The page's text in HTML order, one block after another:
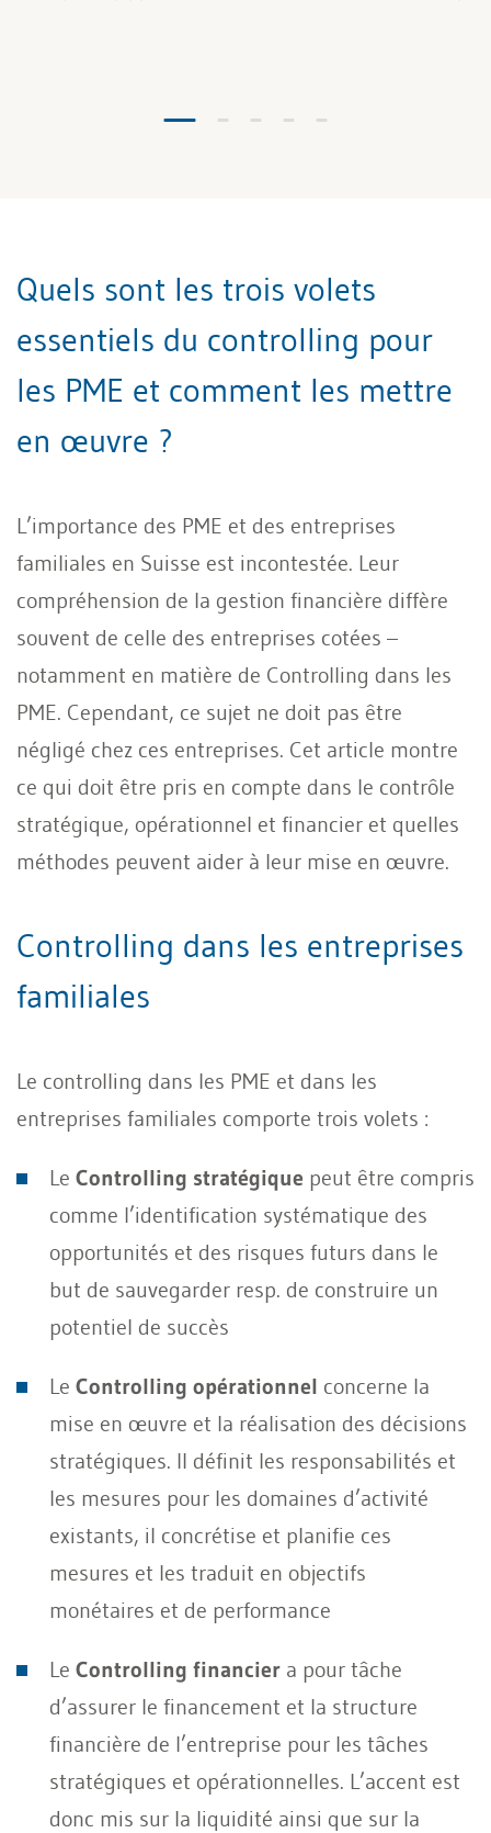
Quels sont les trois volets
essentiels du controlling pour
les PME et comment les mettre
en œuvre ?
L’importance des PME et des entreprises
familiales en Suisse est incontestée. Leur
compréhension de la gestion financière diffère
souvent de celle des entreprises cotées –
notamment en matière de Controlling dans les
PME. Cependant, ce sujet ne doit pas être
négligé chez ces entreprises. Cet article montre
ce qui doit être pris en compte dans le contrôle
stratégique, opérationnel et financier et quelles
méthodes peuvent aider à leur mise en œuvre.
Controlling dans les entreprises
familiales
Le controlling dans les PME et dans les
entreprises familiales comporte trois volets :
Le Controlling stratégique peut être compris
comme l’identification systématique des
opportunités et des risques futurs dans le
but de sauvegarder resp. de construire un
potentiel de succès
Le Controlling opérationnel concerne la
mise en œuvre et la réalisation des décisions
stratégiques. Il définit les responsabilités et
les mesures pour les domaines d’activité
existants, il concrétise et planifie ces
mesures et les traduit en objectifs
monétaires et de performance
Le Controlling financier a pour tâche
d’assurer le financement et la structure
financière de l’entreprise pour les tâches
stratégiques et opérationnelles. L’accent est
donc mis sur la liquidité ainsi que sur la